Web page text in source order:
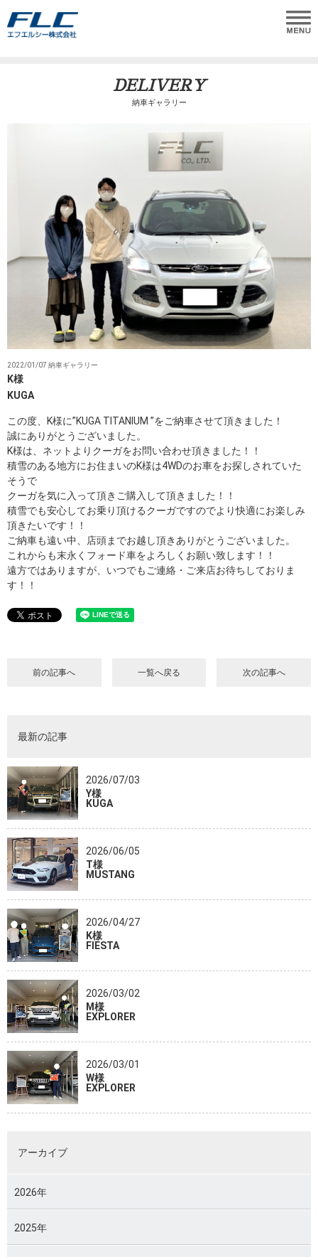
DELIVERY
納車ギャラリー
2022/01/07 納車ギャラリー
K様
KUGA
この度、K様に”KUGA TITANIUM ”をご納車させて頂きました！
誠にありがとうございました。
K様は、ネットよりクーガをお問い合わせ頂きました！！
積雪のある地方にお住まいのK様は4WDのお車をお探しされていた
そうで
クーガを気に入って頂きご購入して頂きました！！
積雪でも安心してお乗り頂けるクーガですのでより快適にお楽しみ
頂きたいです！！
ご納車も遠い中、店頭までお越し頂きありがとうございました。
これからも末永くフォード車をよろしくお願い致します！！
遠方ではありますが、いつでもご連絡・ご来店お待ちしておりま
す！！
前の記事へ 一覧へ戻る 次の記事へ
最新の記事
2026/07/03
Y様
KUGA
2026/06/05
T様
MUSTANG
2026/04/27
K様
FIESTA
2026/03/02
M様
EXPLORER
2026/03/01
W様
EXPLORER
アーカイブ
2026年
2025年